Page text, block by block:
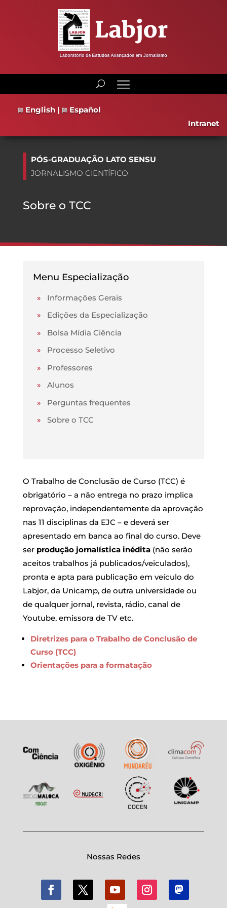
English |
Español
Intranet
PÓS-GRADUAÇÃO LATO SENSU
JORNALISMO CIENTÍFICO
Sobre o TCC
Menu Especialização
» Informações Gerais
» Edições da Especialização
» Bolsa Mídia Ciência
» Processo Seletivo
» Professores
» Alunos
» Perguntas frequentes
» Sobre o TCC
O Trabalho de Conclusão de Curso (TCC) é
obrigatório – a não entrega no prazo implica
reprovação, independentemente da aprovação
nas 11 disciplinas da EJC – e deverá ser
apresentado em banca ao final do curso. Deve
ser produção jornalística inédita (não serão
aceitos trabalhos já publicados/veiculados),
pronta e apta para publicação em veículo do
Labjor, da Unicamp, de outra universidade ou
de qualquer jornal, revista, rádio, canal de
Youtube, emissora de TV etc.
Diretrizes para o Trabalho de Conclusão de
Curso (TCC)
Orientações para a formatação
Nossas Redes